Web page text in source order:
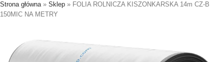
Strona główna» Sklep » FOLIA ROLNICZA KISZONKARSKA 14m CZ-B
150MIC NA METRY